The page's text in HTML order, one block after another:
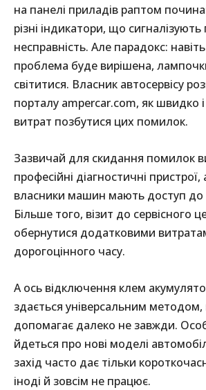
на панелі приладів раптом
різні індикатори, що сигналізують
несправність. Але парадокс:
проблема буде вирішена,
світитися. Власник автосервісу
порталу ampercar.com, як швидко
витрат позбутися цих помилок.
Зазвичай для скидання помилок
професійні діагностичні пристрої,
власники машин мають доступ до
Більше того, візит до сервісного
обернутися додатковими
дорогоцінного часу.
А ось відключення клем
здається універсальним методом,
допомагає далеко не завжди.
йдеться про нові моделі
захід часто дає тільки
іноді й зовсім не працює.